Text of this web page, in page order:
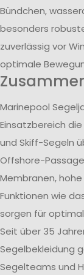
Bündchen,
besonders
zuverlässig vor
optimale
Marinepool
Einsatzbereich
und Skiff-Segeln
Offshore-
Membranen,
Funktionen wie
sorgen für
Seit über 35
Segelbekleidung
Segelteams und